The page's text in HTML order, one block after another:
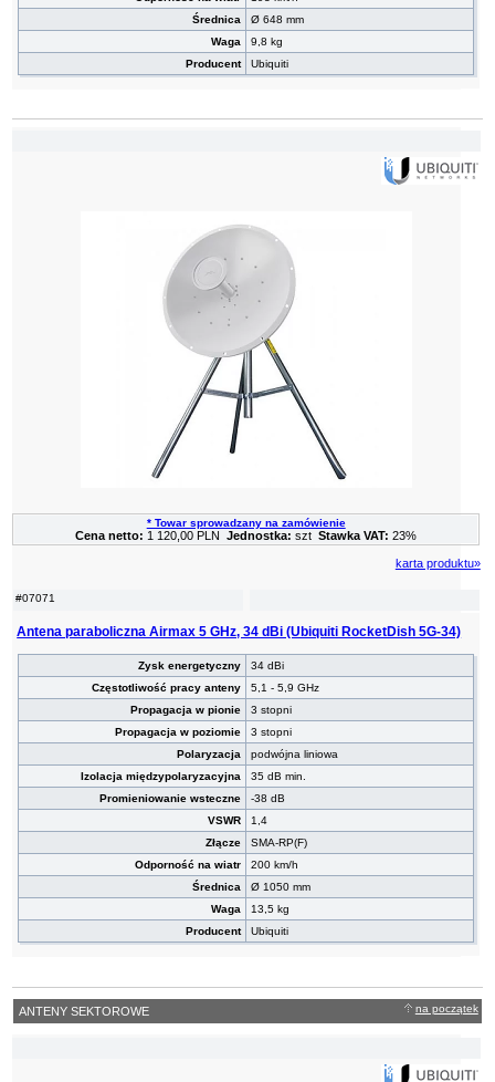
Średnica
Ø 648 mm
Waga
9,8 kg
Producent
Ubiquiti
#07071
Antena paraboliczna Airmax 5 GHz, 34 dBi (Ubiquiti RocketDish 5G-34)
Zysk energetyczny
34 dBi
Częstotliwość pracy anteny
5,1 - 5,9 GHz
Propagacja w pionie
3 stopni
Propagacja w poziomie
3 stopni
Polaryzacja
podwójna liniowa
Izolacja międzypolaryzacyjna
35 dB min.
Promieniowanie wsteczne
-38 dB
VSWR
1,4
Złącze
SMA-RP(F)
Odporność na wiatr
200 km/h
Średnica
Ø 1050 mm
Waga
13,5 kg
Producent
Ubiquiti
* Towar sprowadzany na zamówienie
Cena netto: 1 120,00 PLNJednostka: sztStawka VAT: 23%
karta produktu»
ANTENY SEKTOROWE na początek